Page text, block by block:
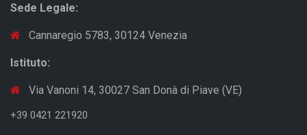
Sede Legale:
Cannaregio 5783, 30124 Venezia
Istituto:
Via Vanoni 14, 30027 San Donà di Piave (VE)
+39 0421 221920